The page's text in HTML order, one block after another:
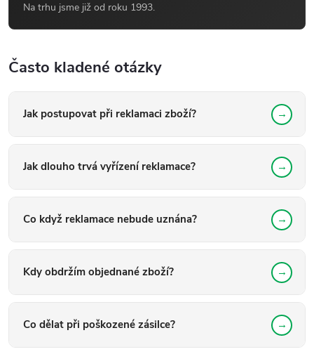
Na trhu jsme již od roku 1993.
Často kladené otázky
Jak postupovat při reklamaci zboží?
Jak dlouho trvá vyřízení reklamace?
Co když reklamace nebude uznána?
Kdy obdržím objednané zboží?
Co dělat při poškozené zásilce?